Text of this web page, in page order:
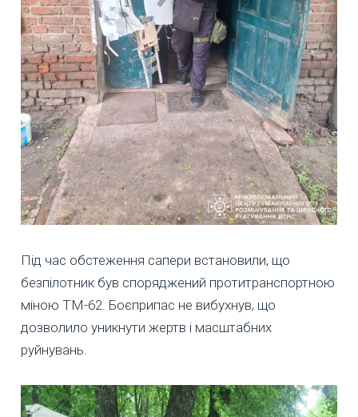
Під час обстеження сапери встановили, що
безпілотник був споряджений протитранспортною
міною ТМ-62. Боєприпас не вибухнув, що
дозволило уникнути жертв і масштабних
руйнувань.